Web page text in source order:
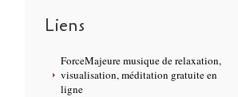
Liens
ForceMajeure musique de relaxation,
visualisation, méditation gratuite en
ligne